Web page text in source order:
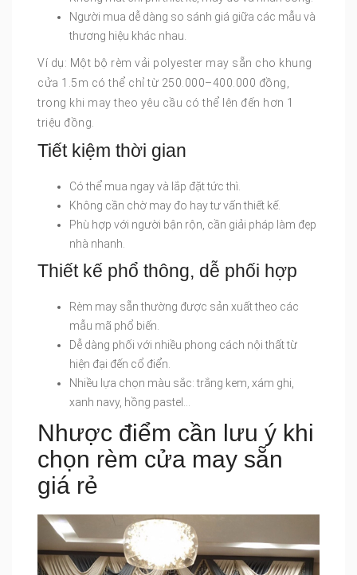
Người mua dễ dàng so sánh giá giữa các mẫu và
thương hiệu khác nhau.
Ví dụ: Một bộ rèm vải polyester may sẵn cho khung
cửa 1.5m có thể chỉ từ 250.000–400.000 đồng,
trong khi may theo yêu cầu có thể lên đến hơn 1
triệu đồng.
Tiết kiệm thời gian
Có thể mua ngay và lắp đặt tức thì.
Không cần chờ may đo hay tư vấn thiết kế.
Phù hợp với người bận rộn, cần giải pháp làm đẹp
nhà nhanh.
Thiết kế phổ thông, dễ phối hợp
Rèm may sẵn thường được sản xuất theo các
mẫu mã phổ biến.
Dễ dàng phối với nhiều phong cách nội thất từ
hiện đại đến cổ điển.
Nhiều lựa chọn màu sắc: trắng kem, xám ghi,
xanh navy, hồng pastel…
Nhược điểm cần lưu ý khi
chọn rèm cửa may sẵn
giá rẻ